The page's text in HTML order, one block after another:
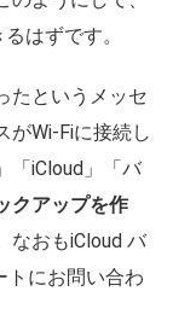
はずです。
たというメッセ
がWi-Fiに接続し
「iCloud」「バ
クアップを作
なおもiCloud バ
トにお問い合わ